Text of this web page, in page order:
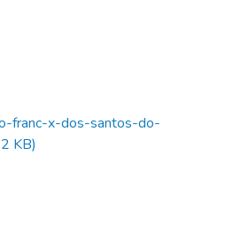
franc-x-dos-santos-do-
KB)